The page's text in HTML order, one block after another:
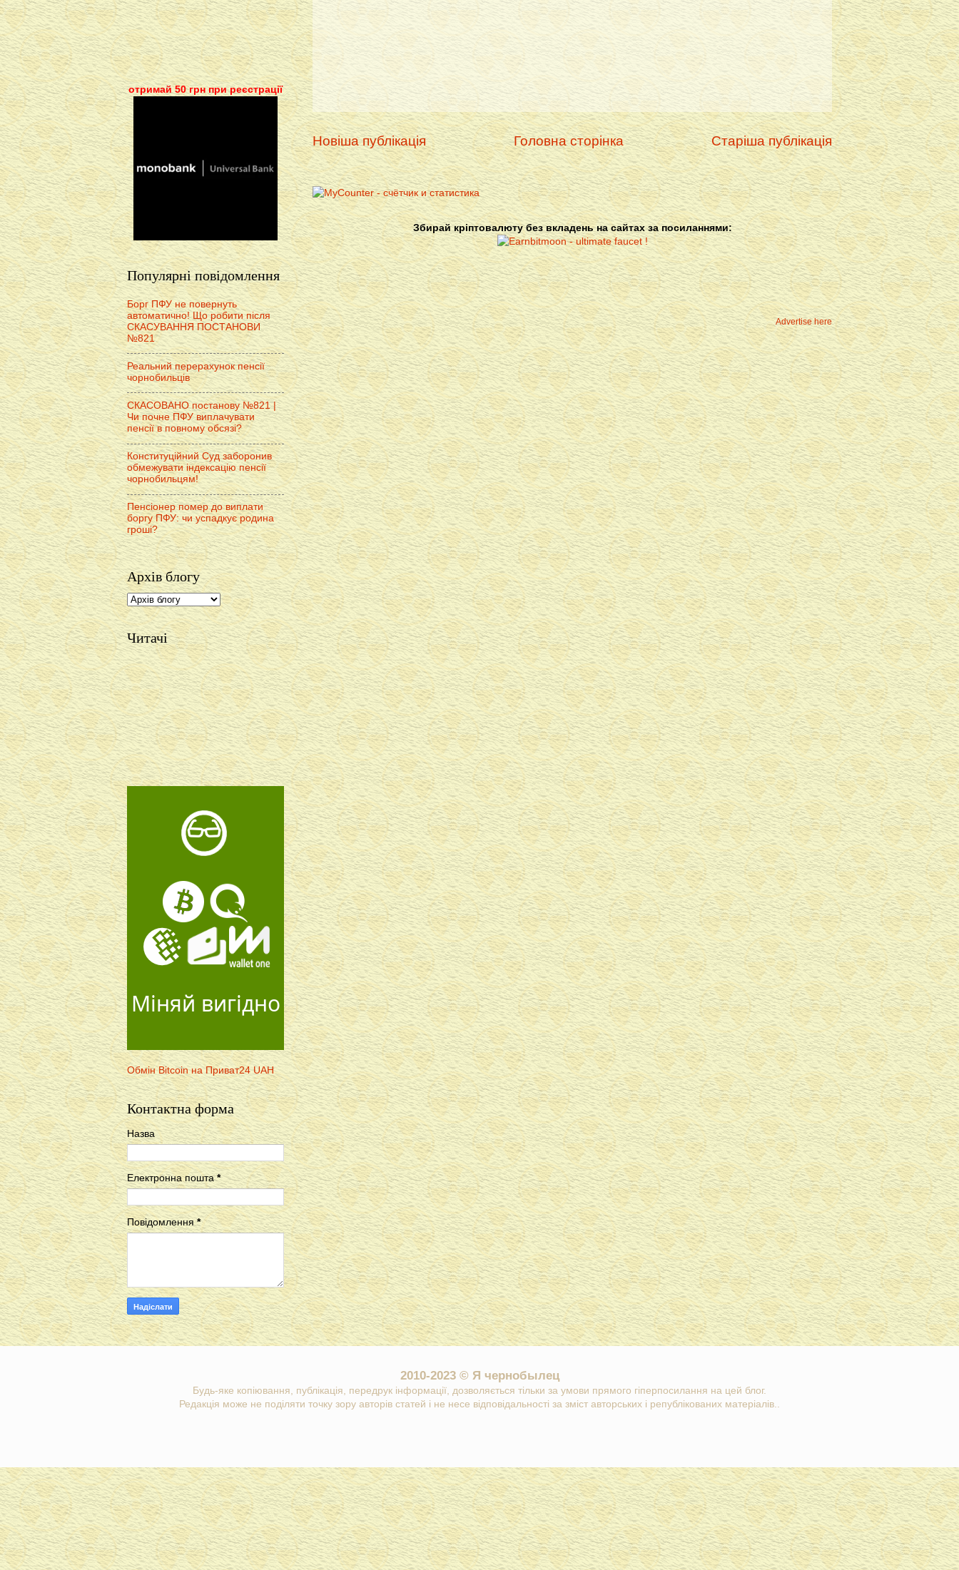
Новіша публікація Старіша публікація
Головна сторінка
Збирай кріптовалюту без вкладень на сайтах за посиланнями:
Advertise here
отримай 50 грн при реєстрації
Популярні повідомлення
Борг ПФУ не повернуть
автоматично! Що робити після
СКАСУВАННЯ ПОСТАНОВИ
№821
Реальний перерахунок пенсії
чорнобильців
СКАСОВАНО постанову №821 |
Чи почне ПФУ виплачувати
пенсії в повному обсязі?
Конституційний Суд заборонив
обмежувати індексацію пенсії
чорнобильцям!
Пенсіонер помер до виплати
боргу ПФУ: чи успадкує родина
гроші?
Архів блогу
Читачі
Міняй вигідно
Обмін Bitcoin на Приват24 UAH
Контактна форма
Назва
Електронна пошта*
Повідомлення*
2010-2023 © Я чернобылец
Будь-яке копіювання, публікація, передрук інформації, дозволяється тільки за умови прямого гіперпосилання на цей блог.
Редакція може не поділяти точку зору авторів статей і не несе відповідальності за зміст авторських і републікованих матеріалів..